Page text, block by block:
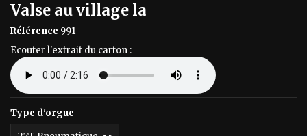
Valse au village la
Référence 991
Ecouter l'extrait du carton :
Type d'orgue